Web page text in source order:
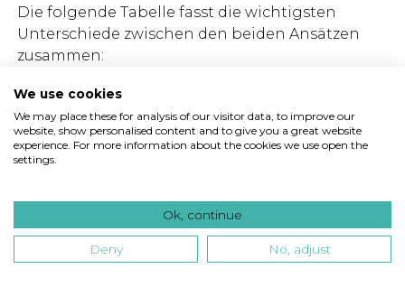
Die folgende Tabelle fasst die wichtigsten
Unterschiede zwischen den beiden Ansätzen
zusammen:
Dimension
Methoden
Datenanforderungen
Datensätze
Anpassungsfähigkeit
Feste
Gleichungen,
Lernen
We use cookies
We may place these for analysis of our visitor data, to improve our
website, show personalised content and to give you a great website
experience. For more information about the cookies we use open the
settings.
Ok, continue
Deny No, adjust